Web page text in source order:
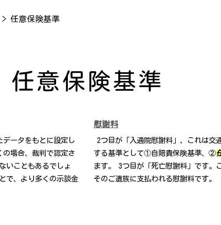
> 任意保険基準
任意保険基準
ータをもとに設定し
場合、裁判で認定さ
いこともあるでしょ
で、より多くの示談金
慰謝料
2つ目が「入通院慰謝料」、これは交
する基準として①自賠責保険基準、②
ます。 3つ目が「死亡慰謝料」です。
そのご遺族に支払われる慰謝料です。